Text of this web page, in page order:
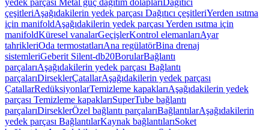
yedek parçası Metal güç dağıtım dolaplarıDağıtıcı
çeşitleriAşağıdakilerin yedek parçası Dağıtıcı çeşitleriYerden ısıtma
için manifoldAşağıdakilerin yedek parçası Yerden ısıtma için
manifoldKüresel vanalarGeçişlerKontrol elemanlarıAyar
tahrikleriOda termostatlarıAna regülatörBina drenaj
sistemleriGeberit Silent-db20BorularBağlantı
parçalarıAşağıdakilerin yedek parçası Bağlantı
parçalarıDirseklerÇatallarAşağıdakilerin yedek parçası
ÇatallarRedüksiyonlarTemizleme kapaklarıAşağıdakilerin yedek
parçası Temizleme kapaklarıSuperTube bağlantı
parçalarıDirseklerÖzel bağlantı parçalarıBağlantılarAşağıdakilerin
yedek parçası BağlantılarKaynak bağlantılarıSoket